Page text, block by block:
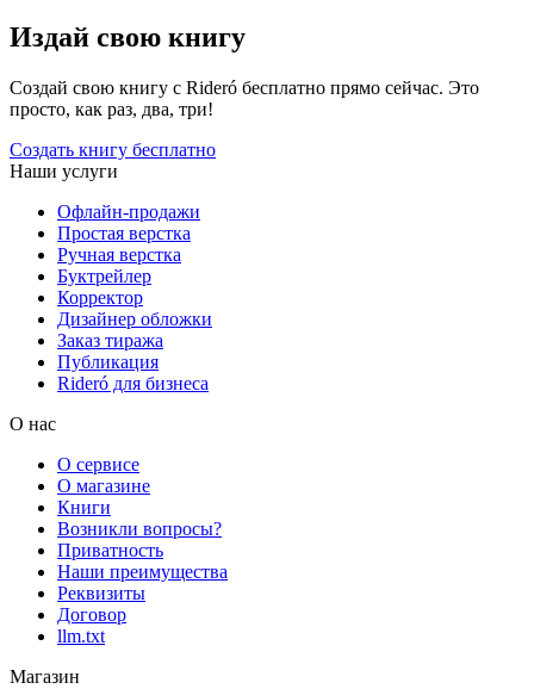
Издай свою книгу
Создай свою книгу с Rideró бесплатно прямо сейчас. Это
просто, как раз, два, три!
Создать книгу бесплатно
Наши услуги
Офлайн-продажи
Простая верстка
Ручная верстка
Буктрейлер
Корректор
Дизайнер обложки
Заказ тиража
Публикация
Rideró для бизнеса
О нас
О сервисе
О магазине
Книги
Возникли вопросы?
Приватность
Наши преимущества
Реквизиты
Договор
llm.txt
Магазин